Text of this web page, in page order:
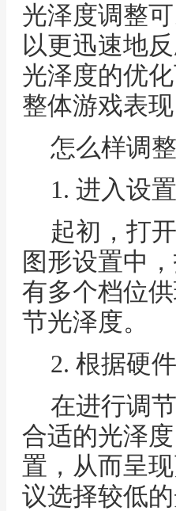
光泽度调整
以更迅速地
光泽度的优
整体游戏表现
怎么样调
1. 进入设
起初，打
图形设置中
有多个档位
节光泽度。
2. 根据硬
在进行调
合适的光泽
置，从而呈
议选择较低